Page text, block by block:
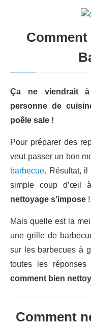
Ça ne viendrait
personne de
poêle sale !
Pour préparer des
veut passer un bon
barbecue. Résultat, il
simple coup d’œil
nettoyage s’impose !
Mais quelle est la
une grille de
sur les barbecues à
toutes les
comment bien
Comment